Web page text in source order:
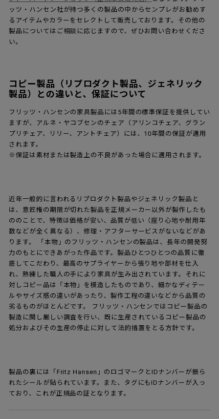
ッツ・ハンセン社が持つ多くの製品の中からセンプレがお勧めす
るアイテムやカラーをセレクトして販売しております。その他の
製品についてはご相談に応じますので、ぜひお問い合わせくださ
い。
コピー製品（リプロダクト製品、ジェネリック
製品）との違いと、保証について
フリッツ・ハンセンの家具製品には5年間の標準保証を提供してい
ますが、アルネ・ヤコブセンのチェア（アリンコチェア、グラン
プリチェア、リリー、アントチェア）には、10年間の保証が適用
されます。
※保証は素材または製造上の不良があった場合に適用されます。
近年一般的に言われるリプロダクト製品やジェネリック製品と
は、意匠権の期限が切れた製品を正規メーカー以外が製作したも
ののことで、特徴は価格が安い、品質が低い（座り心地や耐用年
数などが全く異なる）、修理・アフターサービスがないなどがあ
ります。 「本物」のフリッツ・ハンセンの製品は、長年の開発努
力のもとにできあがった作品です。製品ひとつひとつの品質に徹
底してこだわり、最高のサプライヤーから張り地や部材を仕入
れ、熟練した職人の手により家具が生み出されています。それに
対しコピー品は「本物」を模造したものであり、細かなディテー
ルやサイズ感の違いがあったり、製作工程の違いなどから品質の
劣るものがほとんどです。 フリッツ・ハンセンではコピー製品の
製造に関し厳しい調査を行い、既に生産されているコピー製品の
処分およびその生産の停止に対して法的措置をとる方針です。
製品の裏には「Fritz Hansen」のロゴマークとIDナンバーが振ら
れたシールが貼られています。また、タグにもIDナンバーが入っ
ており、これが正規品の証となります。